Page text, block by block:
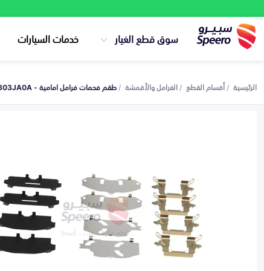
سوق قطع الغيار خدمات السيارات
الرئيسية أقسام القطع الفرامل والأقمشة طقم فحمات فرامل امامية - D10803JA0A